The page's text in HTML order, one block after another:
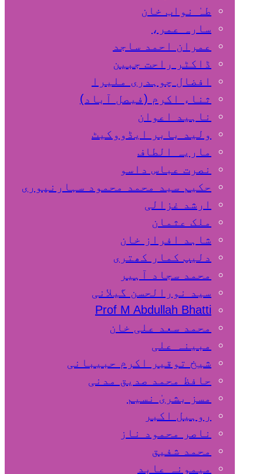
طہٰ نواب خان
سارہ عمر،
عمران احمد ساجد
ڈاکٹر راحت جبین
افضال چوہدری ملیرا
ثناء اکرم (فیصل آباد)
ناہید اعوان
ولید بابر ایڈووکیٹ
ماریہ الطاف
نصرت عباس داسو
حکیم سید محمد محمود سہارنپوری
ارشد غزالی
ملک عثمان
شاہد افراز خان
دلیپ کمار کھتری
محمد سجاد آہیر
سید نورالحسن گیلانی
Prof M Abdullah Bhatti
محمد سعد علی خان
مبینہ علی
شیخ توقیر اکرم حبیبانی
حافظ محمد صدیق مدنی
مسز بشریٰ نسیم
روہیل اکبر
ناصر محمود ناز
محمد شفیق
میمونہ عابد